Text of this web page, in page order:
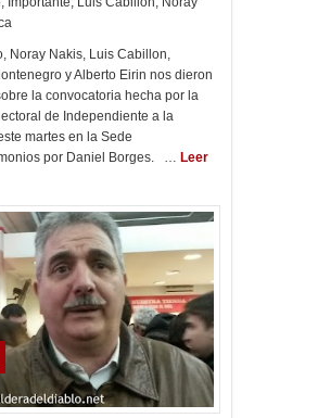
Noray Nakis, Luis Cabillon,
y Alberto Eirin nos dieron
la convocatoria hecha por la
de Independiente a la
martes en la Sede
por Daniel Borges. … Leer